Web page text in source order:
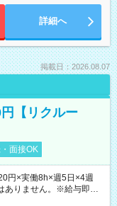
詳細へ
掲載日：2026.08.07
【リクルー
面接OK
円×実働8h×週5日×4週
ありません。※給与即受